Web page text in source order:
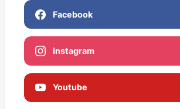
Facebook
Instagram
Youtube